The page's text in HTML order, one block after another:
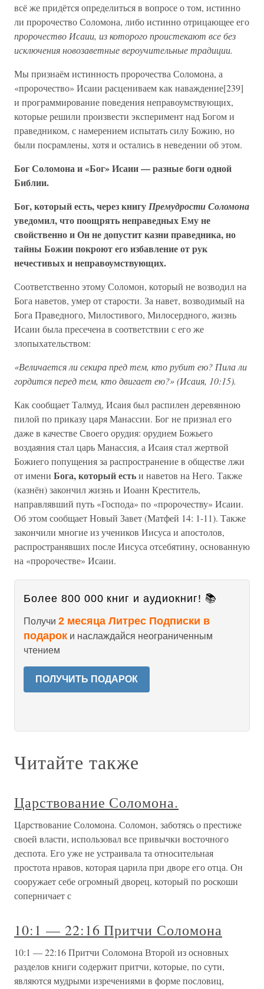
всё же придётся определиться в вопросе о том, истинно
ли пророчество Соломона, либо истинно отрицающее его
пророчество Исаии, из которого проистекают все без
исключения новозаветные вероучительные традиции.
Мы признаём истинность пророчества Соломона, а
«пророчество» Исаии расцениваем как наваждение[239]
и программирование поведения неправоумствующих,
которые решили произвести эксперимент над Богом и
праведником, с намерением испытать силу Божию, но
были посрамлены, хотя и остались в неведении об этом.
Бог Соломона и «Бог» Исаии — разные боги одной
Библии.
Бог, который есть, через книгуПремудрости Соломона
уведомил, что поощрять неправедных Ему не
свойственно и Он не допустит казни праведника, но
тайны Божии покроют его избавление от рук
нечестивых и неправоумствующих.
Соответственно этому Соломон, который не возводил на
Бога наветов, умер от старости. За навет, возводимый на
Бога Праведного, Милостивого, Милосердного, жизнь
Исаии была пресечена в соответствии с его же
злопыхательством:
«Величается ли секира пред тем, кто рубит ею? Пила ли
гордится перед тем, кто двигает ею?» (Исаия, 10:15).
Как сообщает Талмуд, Исаия был распилен деревянною
пилой по приказу царя Манассии. Бог не признал его
даже в качестве Своего орудия: орудием Божьего
воздаяния стал царь Манассия, а Исаия стал жертвой
Божиего попущения за распространение в обществе лжи
от имени Бога, который естьи наветов на Него. Также
(казнён) закончил жизнь и Иоанн Креститель,
направлявший путь «Господа» по «пророчеству» Исаии.
Об этом сообщает Новый Завет (Матфей 14: 1-11). Также
закончили многие из учеников Иисуса и апостолов,
распространявших после Иисуса отсебятину, основанную
на «пророчестве» Исаии.
Более 800 000 книг и аудиокниг! 📚
Получи 2 месяца Литрес Подписки в
подарок и наслаждайся неограниченным
чтением
ПОЛУЧИТЬ ПОДАРОК
Читайте также
Царствование Соломона.
Царствование Соломона. Соломон, заботясь о престиже
своей власти, использовал все привычки восточного
деспота. Его уже не устраивала та относительная
простота нравов, которая царила при дворе его отца. Он
сооружает себе огромный дворец, который по роскоши
соперничает с
10:1 — 22:16 Притчи Соломона
10:1 — 22:16 Притчи Соломона Второй из основных
разделов книги содержит притчи, которые, по сути,
являются мудрыми изречениями в форме пословиц,